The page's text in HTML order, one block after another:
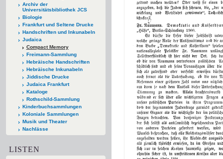
Archiv der
Universitätsbibliothek JCS
Biologie
Frankfurt und Seltene Drucke
Handschriften und Inkunabeln
Judaica
Compact Memory
Freimann-Sammlung
Hebräische Handschriften
Hebräische Inkunabeln
Jiddische Drucke
Judaica Frankfurt
Kataloge
Rothschild-Sammlung
Kinderbuchsammlungen
Koloniale Sammlungen
Musik und Theater
Nachlässe
LISTEN